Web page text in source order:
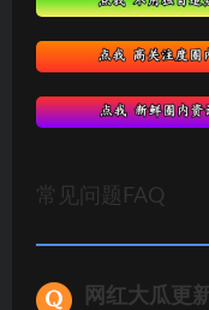
常见问题FAQ
网红大瓜更